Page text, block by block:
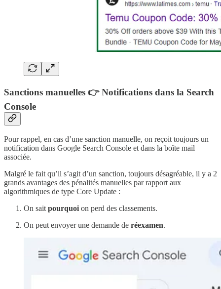
Sanctions manuelles 👉 Notifications dans la Search
Console
Pour rappel, en cas d’une sanction manuelle, on reçoit toujours un
notification dans Google Search Console et dans la boîte mail
associée.
Malgré le fait qu’il s’agit d’un sanction, toujours désagréable, il y a 2
grands avantages des pénalités manuelles par rapport aux
algorithmiques de type Core Update :
On sait pourquoi on perd des classements.
On peut envoyer une demande de réexamen.